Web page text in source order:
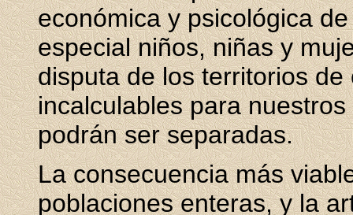
económica y psicológica
especial niños, niñas y
disputa de los territorios
incalculables para
podrán ser separadas.
La consecuencia más
poblaciones enteras, y la